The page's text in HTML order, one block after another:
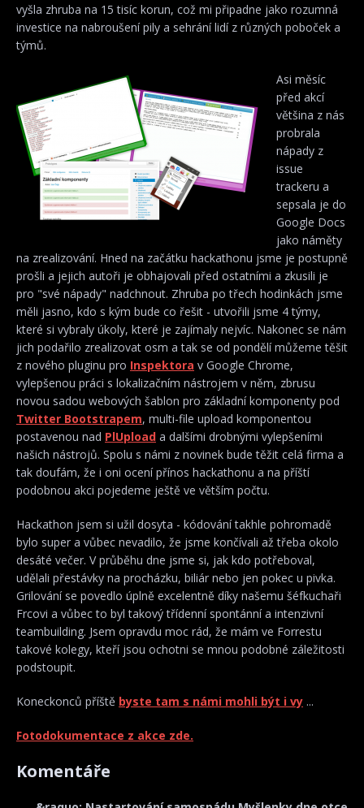
vyšla zhruba na 15 tisíc korun, což mi připadne jako rozumná
investice na nabroušení pily a sehrání lidí z různých poboček a
týmů.
Asi měsíc
před akcí
většina z nás
probrala
nápady z
issue
trackeru a
sepsala je do
Google Docs
jako náměty
na zrealizování. Hned na začátku hackathonu jsme je postupně
prošli a jejich autoři je obhajovali před ostatními a zkusili je
pro "své nápady" nadchnout. Zhruba po třech hodinkách jsme
měli jasno, kdo s kým bude co řešit - utvořili jsme 4 týmy,
které si vybraly úkoly, které je zajímaly nejvíc. Nakonec se nám
jich podařilo zrealizovat osm a tak se od pondělí můžeme těšit
z nového pluginu pro Inspektora v Google Chrome,
vylepšenou práci s lokalizačním nástrojem v něm, zbrusu
novou sadou webových šablon pro základní komponenty pod
Twitter Bootstrapem, multi-file upload komponentou
postavenou nad PlUpload a dalšími drobnými vylepšeními
našich nástrojů. Spolu s námi z novinek bude těžit celá firma a
tak doufám, že i oni ocení přínos hackathonu a na příští
podobnou akci pojedeme ještě ve větším počtu.
Hackathon jsem si užil dosyta - kódování takhle pohromadě
bylo super a vůbec nevadilo, že jsme končívali až třeba okolo
desáté večer. V průběhu dne jsme si, jak kdo potřeboval,
udělali přestávky na procházku, biliár nebo jen pokec u pivka.
Grilování se povedlo úplně excelentně díky našemu šéfkuchaři
Frcovi a vůbec to byl takový třídenní spontánní a intenzivní
teambuilding. Jsem opravdu moc rád, že mám ve Forrestu
takové kolegy, kteří jsou ochotni se mnou podobné záležitosti
podstoupit.
Koneckonců příště byste tam s námi mohli být i vy ...
Fotodokumentace z akce zde.
Komentáře